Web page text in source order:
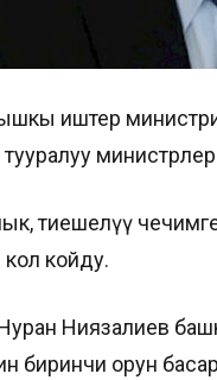
иштер
тиешелүү
койду.
Ниязалиев
биринчи орун